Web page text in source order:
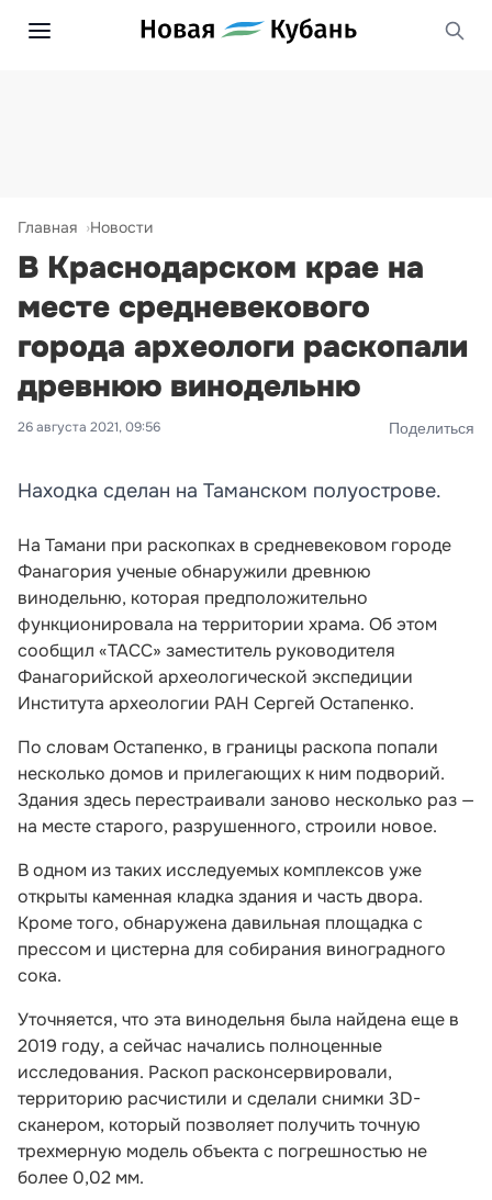
Главная Новости
В Краснодарском крае на
месте средневекового
города археологи раскопали
древнюю винодельню
26 августа 2021, 09:56 Поделиться
Находка сделан на Таманском полуострове.
На Тамани при раскопках в средневековом городе
Фанагория ученые обнаружили древнюю
винодельню, которая предположительно
функционировала на территории храма. Об этом
сообщил «ТАСС» заместитель руководителя
Фанагорийской археологической экспедиции
Института археологии РАН Сергей Остапенко.
По словам Остапенко, в границы раскопа попали
несколько домов и прилегающих к ним подворий.
Здания здесь перестраивали заново несколько раз —
на месте старого, разрушенного, строили новое.
В одном из таких исследуемых комплексов уже
открыты каменная кладка здания и часть двора.
Кроме того, обнаружена давильная площадка с
прессом и цистерна для собирания виноградного
сока.
Уточняется, что эта винодельня была найдена еще в
2019 году, а сейчас начались полноценные
исследования. Раскоп расконсервировали,
территорию расчистили и сделали снимки 3D-
сканером, который позволяет получить точную
трехмерную модель объекта с погрешностью не
более 0,02 мм.